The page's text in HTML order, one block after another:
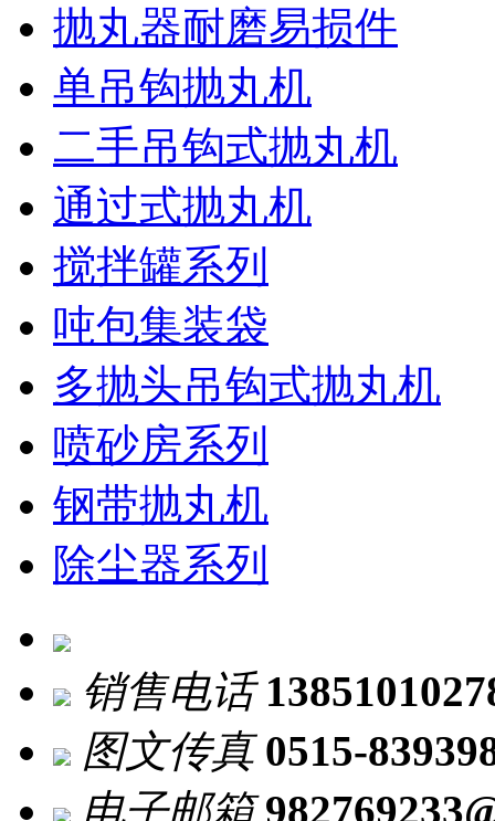
抛丸器耐磨易损件
单吊钩抛丸机
二手吊钩式抛丸机
通过式抛丸机
搅拌罐系列
吨包集装袋
多抛头吊钩式抛丸机
喷砂房系列
钢带抛丸机
除尘器系列
销售电话
图文传真 0515-
电子邮箱